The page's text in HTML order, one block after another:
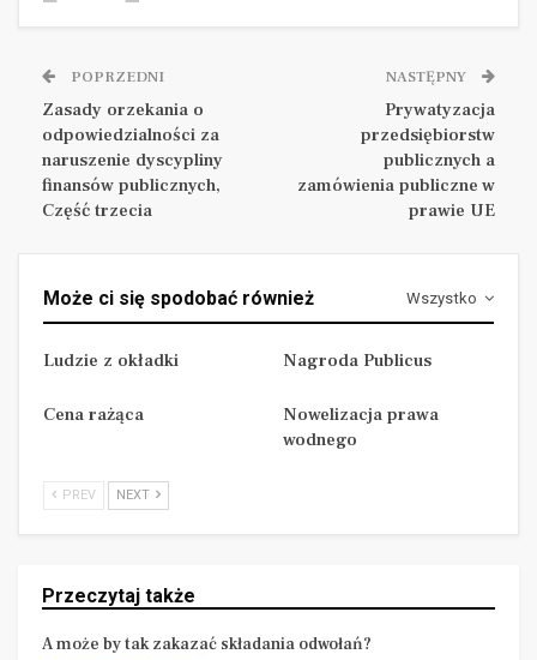
języku polskim niezbędnej dokumentacji
warunków zamówienia, protokołu z postępowania.
Wszelkie informacje przekazywane w trakcie
postępowania powinny zostać sporządzone także w
języku polskim. Nic nie stoi jednak na przeszkodzie,
w sytuacji, gdy jest to uzasadnione specyfiką
pomocnicze wersje sporządzane w innym języku
(jeśli jest to uzasadnione specyfiką przedmiotu, a
wręcz konieczne dla dalszych losów postępowania).
sporządzona w języku polskim, zaś wykonawca
obcojęzycznych.
POPRZEDNI
Zasady orzekania o
odpowiedzialności za
naruszenie dyscypliny
finansów publicznych,
Część trzecia
NASTĘPNY
Prywatyzacja
przedsiębiorstw
publicznych a
zamówienia publiczne w
prawie UE
Wszystko
Może ci się spodobać również
Ludzie z okładki Nagroda Publicus
Cena rażąca
Nowelizacja prawa
wodnego
PREV NEXT
Przeczytaj także
A może by tak zakazać składania odwołań?